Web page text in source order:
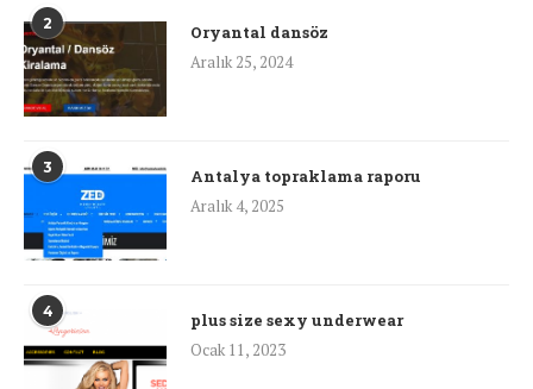
2
Oryantal dansöz
Aralık 25, 2024
3
Antalya topraklama raporu
Aralık 4, 2025
4
plus size sexy underwear
Ocak 11, 2023